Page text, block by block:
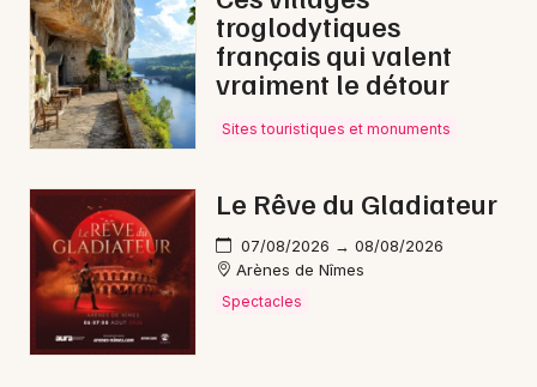
troglodytiques
français qui valent
vraiment le détour
Sites touristiques et monuments
Le Rêve du Gladiateur
07/08/2026 → 08/08/2026
Arènes de Nîmes
Spectacles